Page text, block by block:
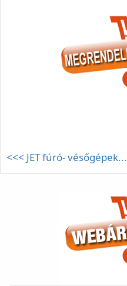
<<< JET fúró- vésőgépek...